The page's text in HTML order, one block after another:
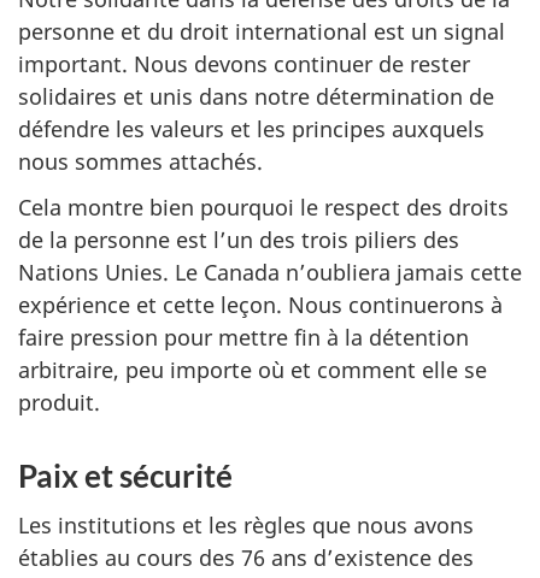
personne et du droit international est un signal
important. Nous devons continuer de rester
solidaires et unis dans notre détermination de
défendre les valeurs et les principes auxquels
nous sommes attachés.
Cela montre bien pourquoi le respect des droits
de la personne est l’un des trois piliers des
Nations Unies. Le Canada n’oubliera jamais cette
expérience et cette leçon. Nous continuerons à
faire pression pour mettre fin à la détention
arbitraire, peu importe où et comment elle se
produit.
Paix et sécurité
Les institutions et les règles que nous avons
établies au cours des 76 ans d’existence des